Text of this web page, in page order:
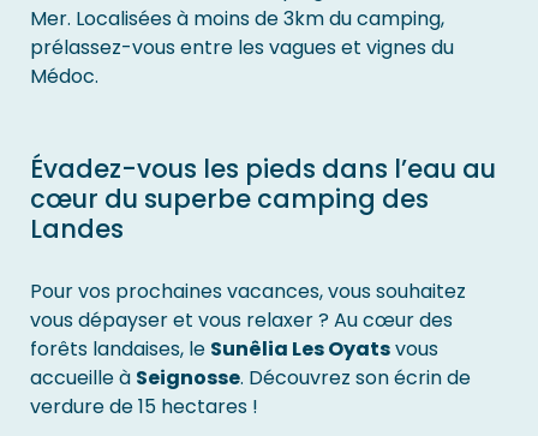
Mer. Localisées à moins de 3km du camping,
prélassez-vous entre les vagues et vignes du
Médoc.
Évadez-vous les pieds dans l’eau au
cœur du superbe camping des
Landes
Pour vos prochaines vacances, vous souhaitez
vous dépayser et vous relaxer ? Au cœur des
forêts landaises, le Sunêlia Les Oyatsvous
accueille à Seignosse. Découvrez son écrin de
verdure de 15 hectares !